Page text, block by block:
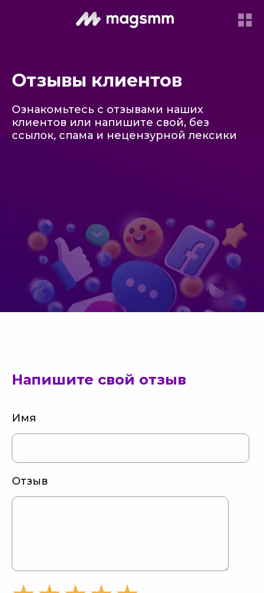
Отзывы клиентов
Ознакомьтесь с отзывами наших
клиентов или напишите свой, без
ссылок, спама и нецензурной лексики
Напишите свой отзыв
Имя
Отзыв